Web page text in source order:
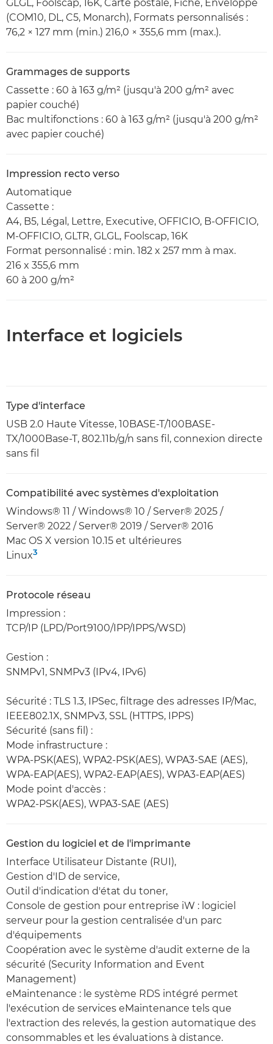
GLGL, Foolscap, 16K, Carte postale, Fiche, Enveloppe
(COM10, DL, C5, Monarch), Formats personnalisés :
76,2 × 127 mm (min.) 216,0 × 355,6 mm (max.).
Grammages de supports
Cassette : 60 à 163 g/m² (jusqu'à 200 g/m² avec
papier couché)
Bac multifonctions : 60 à 163 g/m² (jusqu'à 200 g/m²
avec papier couché)
Impression recto verso
Automatique
Cassette :
A4, B5, Légal, Lettre, Executive, OFFICIO, B-OFFICIO,
M-OFFICIO, GLTR, GLGL, Foolscap, 16K
Format personnalisé : min. 182 x 257 mm à max.
216 x 355,6 mm
60 à 200 g/m²
Interface et logiciels
Type d'interface
USB 2.0 Haute Vitesse, 10BASE-T/100BASE-
TX/1000Base-T, 802.11b/g/n sans fil, connexion directe
sans fil
Compatibilité avec systèmes d'exploitation
Windows® 11 / Windows® 10 / Server® 2025 /
Server® 2022 / Server® 2019 / Server® 2016
Mac OS X version 10.15 et ultérieures
Linux3
Protocole réseau
Impression :
TCP/IP (LPD/Port9100/IPP/IPPS/WSD)
Gestion :
SNMPv1, SNMPv3 (IPv4, IPv6)
Sécurité : TLS 1.3, IPSec, filtrage des adresses IP/Mac,
IEEE802.1X, SNMPv3, SSL (HTTPS, IPPS)
Sécurité (sans fil) :
Mode infrastructure :
WPA-PSK(AES), WPA2-PSK(AES), WPA3-SAE (AES),
WPA-EAP(AES), WPA2-EAP(AES), WPA3-EAP(AES)
Mode point d'accès :
WPA2-PSK(AES), WPA3-SAE (AES)
Gestion du logiciel et de l'imprimante
Interface Utilisateur Distante (RUI),
Gestion d'ID de service,
Outil d'indication d'état du toner,
Console de gestion pour entreprise iW : logiciel
serveur pour la gestion centralisée d'un parc
d'équipements
Coopération avec le système d'audit externe de la
sécurité (Security Information and Event
Management)
eMaintenance : le système RDS intégré permet
l'exécution de services eMaintenance tels que
l'extraction des relevés, la gestion automatique des
consommables et les évaluations à distance.